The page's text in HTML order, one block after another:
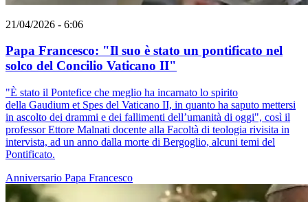
21/04/2026 - 6:06
Papa Francesco: "Il suo è stato un pontificato nel
solco del Concilio Vaticano II"
"È stato il Pontefice che meglio ha incarnato lo spirito
della Gaudium et Spes del Vaticano II, in quanto ha saputo mettersi
in ascolto dei drammi e dei fallimenti dell’umanità di oggi", così il
professor Ettore Malnati docente alla Facoltà di teologia rivisita in
intervista, ad un anno dalla morte di Bergoglio, alcuni temi del
Pontificato.
Anniversario Papa Francesco